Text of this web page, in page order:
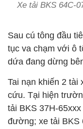
Xe tải BKS 64C-
Sau cú tông đầu
tục va chạm với ô
dứa đang dừng
Tai nạn khiến 2
cứu. Tại hiện
tải BKS 37H-
đường; xe tải BKS